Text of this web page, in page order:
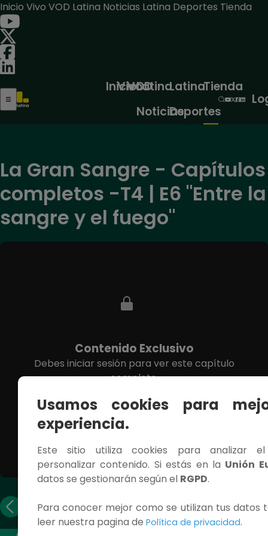
Inicio Vivo VOD Latina Noticias Latina Deportes Tienda
Inicio
Vivo
VOD
Latina
Noticias
Latina
Deportes
Tienda
La Gran Sangre - Capítulos
completos -T4 | E6 "Entre la
sangre y el fuego"
Contenido Exclusivo
Debes iniciar sesión para ver este capítulo
completo.
INICIAR SESIÓN
anterior
siguiente
Usamos cookies para
experiencia.
Este sitio utiliza cookies para analizar
personalizar contenido. Si estás en la Unión
datos se gestionarán según el RGPD.
Para conocer mejor como se utilizan tus datos
leer nuestra pagina de Política de privacidad.